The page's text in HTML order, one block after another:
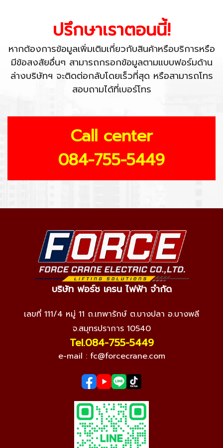
ปรึกษาเราตอนนี้!
หากต้องการข้อมูลเพิ่มเติมเกี่ยวกับสินค้าหรือบริการหรือ
มีข้อสงสัยอื่นๆ สามารถกรอกข้อมูลตามแบบฟอร์มด้าน
ล่างบริษัทฯ จะติดต่อกลับโดยเร็วที่สุด หรือสามารถโทร
สอบถามได้ที่เบอร์โทร
Call center
084-755-5449
บริษัท ฟอร์ช เครน ไฟฟ้า จำกัด
เลขที่ 111/4 หมู่ 11 ถ.เทพารักษ์ ต.บางปลา อ.บางพลี
จ.สมุทรปราการ 10540
Tel.084-755-5449
e-mail : fc@forcecrane.com